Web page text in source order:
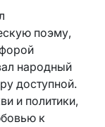
поэму,
народный
доступной.
и политики,
к